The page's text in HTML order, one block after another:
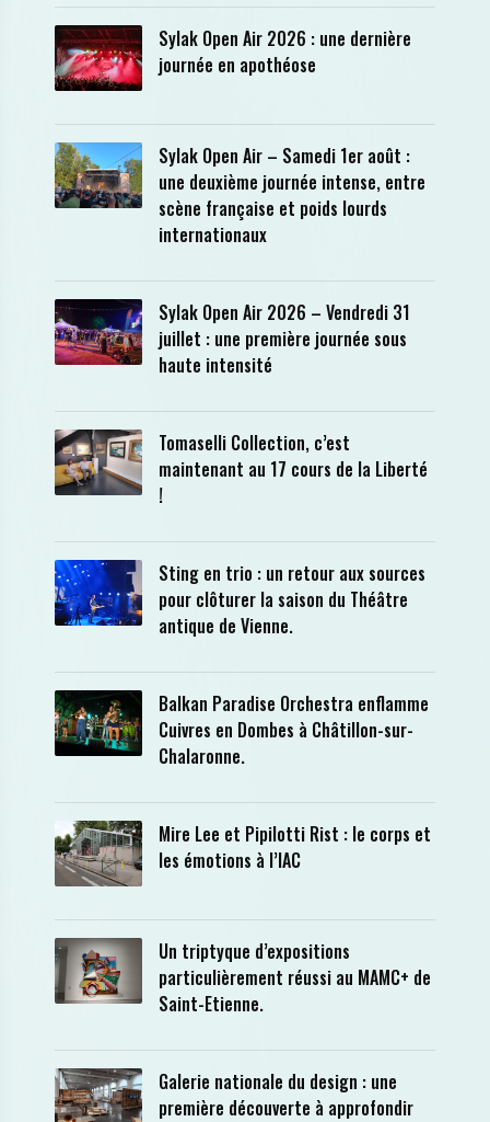
Sylak Open Air 2026 : une dernière
journée en apothéose
Sylak Open Air – Samedi 1er août :
une deuxième journée intense, entre
scène française et poids lourds
internationaux
Sylak Open Air 2026 – Vendredi 31
juillet : une première journée sous
haute intensité
Tomaselli Collection, c’est
maintenant au 17 cours de la Liberté
!
Sting en trio : un retour aux sources
pour clôturer la saison du Théâtre
antique de Vienne.
Balkan Paradise Orchestra enflamme
Cuivres en Dombes à Châtillon-sur-
Chalaronne.
Mire Lee et Pipilotti Rist : le corps et
les émotions à l’IAC
Un triptyque d’expositions
particulièrement réussi au MAMC+ de
Saint-Etienne.
Galerie nationale du design : une
première découverte à approfondir